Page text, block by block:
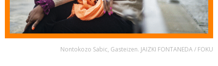
Nontokozo Sabic, Gasteizen. JAIZKI FONTANEDA / FOKU